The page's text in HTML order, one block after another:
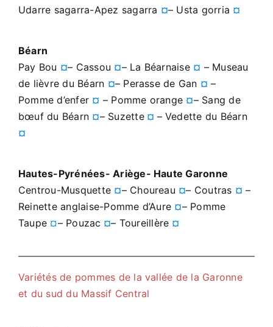
Udarre sagarra-Apez sagarra ¤– Usta gorria ¤
Béarn
Pay Bou ¤– Cassou ¤– La Béarnaise ¤ – Museau
de lièvre du Béarn ¤– Perasse de Gan ¤ –
Pomme d’enfer ¤ – Pomme orange ¤– Sang de
bœuf du Béarn ¤– Suzette¤ – Vedette du Béarn
¤
Hautes-Pyrénées- Ariège- Haute Garonne
Centrou-Musquette ¤– Choureau ¤– Coutras ¤ –
Reinette anglaise-Pomme d’Aure ¤– Pomme
Taupe ¤– Pouzac ¤– Toureillère ¤
Variétés de pommes de la vallée de la Garonne
et du sud du Massif Central